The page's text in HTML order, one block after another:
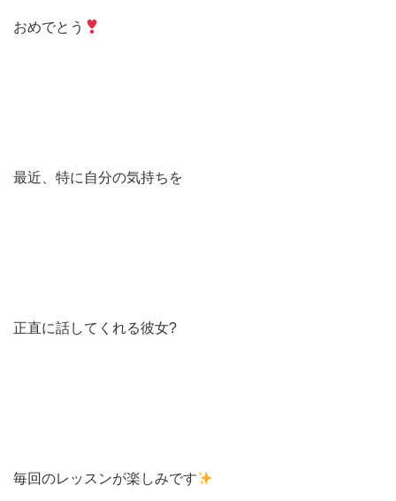
おめでとう
最近、特に自分の気持ちを
正直に話してくれる彼女?
毎回のレッスンが楽しみです